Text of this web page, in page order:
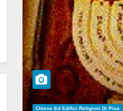
Chiese Ed Edifici Religiosi Di Pisa